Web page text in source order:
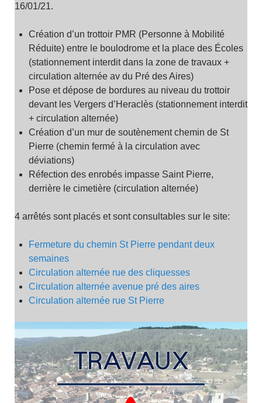
16/01/21.
Création d’un trottoir PMR (Personne à Mobilité
Réduite) entre le boulodrome et la place des Écoles
(stationnement interdit dans la zone de travaux +
circulation alternée av du Pré des Aires)
Pose et dépose de bordures au niveau du trottoir
devant les Vergers d’Heraclès (stationnement interdit
+ circulation alternée)
Création d’un mur de soutènement chemin de St
Pierre (chemin fermé à la circulation avec
déviations)
Réfection des enrobés impasse Saint Pierre,
derrière le cimetière (circulation alternée)
4 arrêtés sont placés et sont consultables sur le site:
Fermeture du chemin St Pierre pendant deux
semaines
Circulation alternée rue des cliquesses
Circulation alternée avenue pré des aires
Circulation alternée rue St Pierre